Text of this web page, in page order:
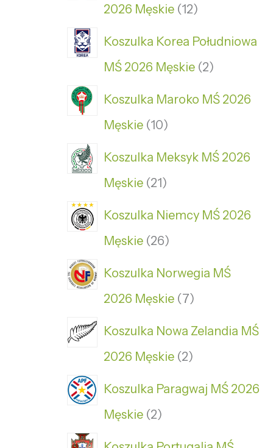
2026 Męskie 12
Koszulka Korea Południowa
MŚ 2026 Męskie 2
Koszulka Maroko MŚ 2026
Męskie 10
Koszulka Meksyk MŚ 2026
Męskie 21
Koszulka Niemcy MŚ 2026
Męskie 26
Koszulka Norwegia MŚ
2026 Męskie 7
Koszulka Nowa Zelandia MŚ
2026 Męskie 2
Koszulka Paragwaj MŚ 2026
Męskie 2